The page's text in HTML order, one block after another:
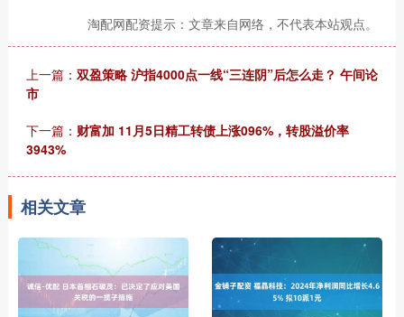
淘配网配资提示：文章来自网络，不代表本站观点。
上一篇： 双盈策略 沪指4000点一线“三连阴”后怎么走？ 午间论
市
下一篇： 财富加 11月5日精工转债上涨096%，转股溢价率
3943%
相关文章